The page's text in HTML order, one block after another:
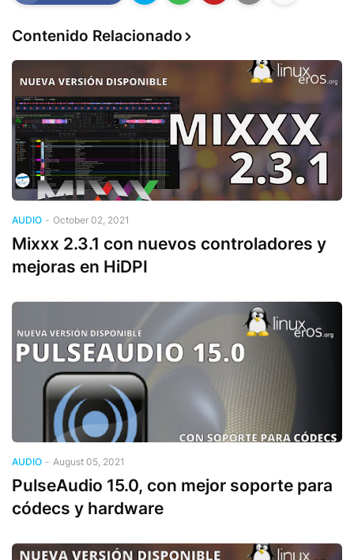
Contenido Relacionado
AUDIO - October 02, 2021
Mixxx 2.3.1 con nuevos controladores y
mejoras en HiDPI
AUDIO - August 05, 2021
PulseAudio 15.0, con mejor soporte para
códecs y hardware